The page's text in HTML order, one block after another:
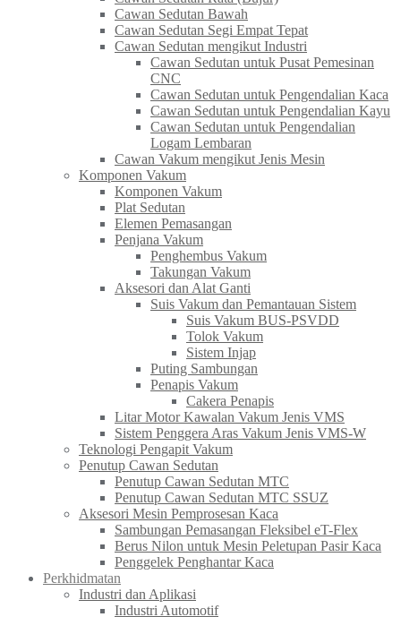
Cawan Sedutan Bawah
Cawan Sedutan Segi Empat Tepat
Cawan Sedutan mengikut Industri
Cawan Sedutan untuk Pusat Pemesinan
CNC
Cawan Sedutan untuk Pengendalian Kaca​
Cawan Sedutan untuk Pengendalian Kayu
Cawan Sedutan untuk Pengendalian
Logam Lembaran
Cawan Vakum mengikut Jenis Mesin
Komponen Vakum
Komponen Vakum
Plat Sedutan
Elemen Pemasangan
Penjana Vakum
Penghembus Vakum
Takungan Vakum
Aksesori dan Alat Ganti
Suis Vakum dan Pemantauan Sistem
Suis Vakum BUS-PSVDD
Tolok Vakum
Sistem Injap
Puting Sambungan
Penapis Vakum
Cakera Penapis
Litar Motor Kawalan Vakum Jenis VMS
Sistem Penggera Aras Vakum Jenis VMS-W
Teknologi Pengapit Vakum
Penutup Cawan Sedutan
Penutup Cawan Sedutan MTC
Penutup Cawan Sedutan MTC SSUZ
Aksesori Mesin Pemprosesan Kaca
Sambungan Pemasangan Fleksibel eT-Flex
Berus Nilon untuk Mesin Peletupan Pasir Kaca
Penggelek Penghantar Kaca
Perkhidmatan
Industri dan Aplikasi
Industri Automotif